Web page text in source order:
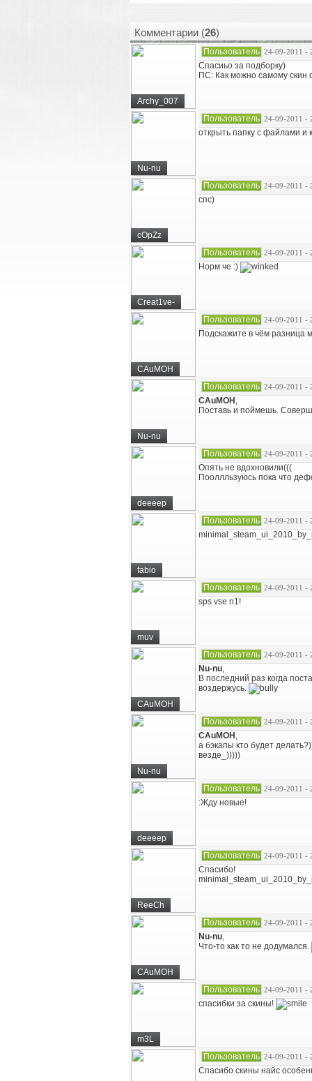
Комментарии (26)
Archy_007
Пользователь 24-09-2011 -
Спасиьо за подборку)
ПС: Как можно самому скин
Nu-nu
Пользователь 24-09-2011 -
открыть папку с файлами и
cOpZz
Пользователь 24-09-2011 -
спс)
Creat1ve-
Пользователь 24-09-2011 -
Норм че :)
CAuMOH
Пользователь 24-09-2011 -
Подскажите в чём разница
Nu-nu
Пользователь 24-09-2011 -
CAuMOH ,
Поставь и поймешь.
deeeep
Пользователь 24-09-2011 -
Опять не вдохновили(((
Пооллльзуюсь пока что
fabio
Пользователь 24-09-2011 -
muv
Пользователь 24-09-2011 -
sps vse n1!
CAuMOH
Пользователь 24-09-2011 -
Nu-nu,
В последний раз когда
воздержусь.
Nu-nu
Пользователь 24-09-2011 -
CAuMOH ,
а бэкапы кто будет
везде_)))))
deeeep
Пользователь 24-09-2011 -
:Жду новые!
ReeCh
Пользователь 24-09-2011 -
Спасибо!
CAuMOH
Пользователь 24-09-2011 -
Nu-nu,
Что-то как то не додумался.
m3L
Пользователь 24-09-2011 -
спасибки за скины!
Пользователь 24-09-2011 -
Спасибо скины найс